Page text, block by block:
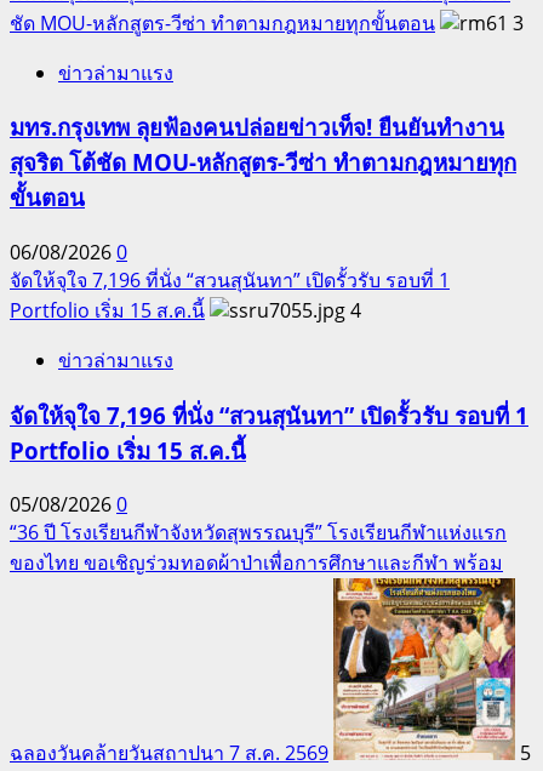
ชัด MOU-หลักสูตร-วีซ่า ทำตามกฎหมายทุกขั้นตอน
3
ข่าวล่ามาแรง
มทร.กรุงเทพ ลุยฟ้องคนปล่อยข่าวเท็จ! ยืนยันทำงาน
สุจริต โต้ชัด MOU-หลักสูตร-วีซ่า ทำตามกฎหมายทุก
ขั้นตอน
06/08/20260
จัดให้จุใจ 7,196 ที่นั่ง “สวนสุนันทา” เปิดรั้วรับ รอบที่ 1
Portfolio เริ่ม 15 ส.ค.นี้
4
ข่าวล่ามาแรง
จัดให้จุใจ 7,196 ที่นั่ง “สวนสุนันทา” เปิดรั้วรับ รอบที่ 1
Portfolio เริ่ม 15 ส.ค.นี้
05/08/20260
“36 ปี โรงเรียนกีฬาจังหวัดสุพรรณบุรี” โรงเรียนกีฬาแห่งแรก
ของไทย ขอเชิญร่วมทอดผ้าป่าเพื่อการศึกษาและกีฬา พร้อม
ฉลองวันคล้ายวันสถาปนา 7 ส.ค. 2569
5